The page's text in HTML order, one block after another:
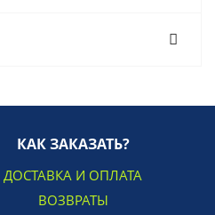
КАК ЗАКАЗАТЬ?
ДОСТАВКА И ОПЛАТА
ВОЗВРАТЫ